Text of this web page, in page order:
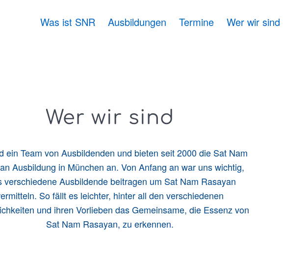
Was ist SNR Ausbildungen Termine Wer wir sind
Wer wir sind
ein Team von Ausbildenden und bieten seit 2000 die Sat Nam
Ausbildung in München an. Von Anfang an war uns wichtig,
verschiedene Ausbildende beitragen um Sat Nam Rasayan
So fällt es leichter, hinter all den verschiedenen
und ihren Vorlieben das Gemeinsame, die Essenz von
Sat Nam Rasayan, zu erkennen.